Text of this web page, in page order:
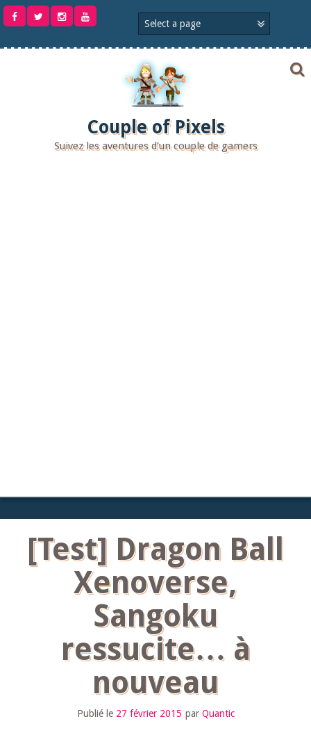
Aller
Couple of Pixels
Suivez les aventures d'un couple de gamers
[Test] Dragon Ball
Xenoverse,
Sangoku
ressucite… à
nouveau
Publié le 27 février 2015 par Quantic